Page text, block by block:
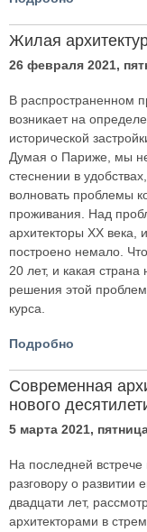
Жилая
26 февраля 2021,
В распространенном
возникает на
исторической
Думая о Париже, мы
стеснении в
волновать проблемы
проживания. Над
архитекторы ХХ века,
построено немало.
20 лет, и какая
решения этой
курса.
Подробно
Современная
нового
5 марта 2021,
На последней
разговору о развитии
двадцати лет,
архитекторами в